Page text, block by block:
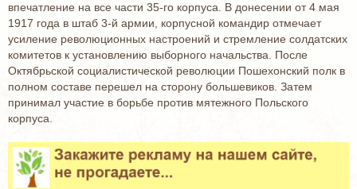
впечатление на все части 35-го корпуса. В донесении от 4 мая
1917 года в штаб 3-й армии, корпусной командир отмечает
усиление революционных настроений и стремление солдатских
комитетов к установлению выборного начальства. После
Октябрьской социалистической революции Пошехонский полк в
полном составе перешел на сторону большевиков. Затем
принимал участие в борьбе против мятежного Польского
корпуса.